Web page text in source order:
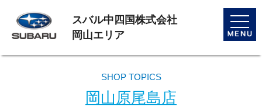
toggle
スバル中四国株式会社
岡山エリア
SHOP TOPICS
岡山原尾島店